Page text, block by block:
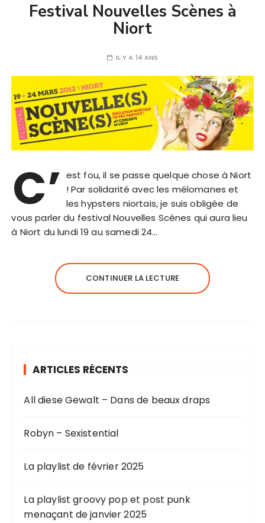
Festival Nouvelles Scènes à
Niort
IL Y A 14 ANS
C’ est fou, il se passe quelque chose à Niort
! Par solidarité avec les mélomanes et
les hypsters niortais, je suis obligée de
vous parler du festival Nouvelles Scènes qui aura lieu
à Niort du lundi 19 au samedi 24…
CONTINUER LA LECTURE
ARTICLES RÉCENTS
All diese Gewalt – Dans de beaux draps
Robyn – Sexistential
La playlist de février 2025
La playlist groovy pop et post punk
menaçant de janvier 2025